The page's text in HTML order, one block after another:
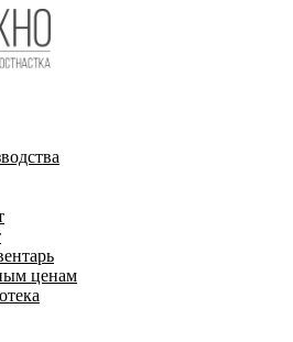
ценам